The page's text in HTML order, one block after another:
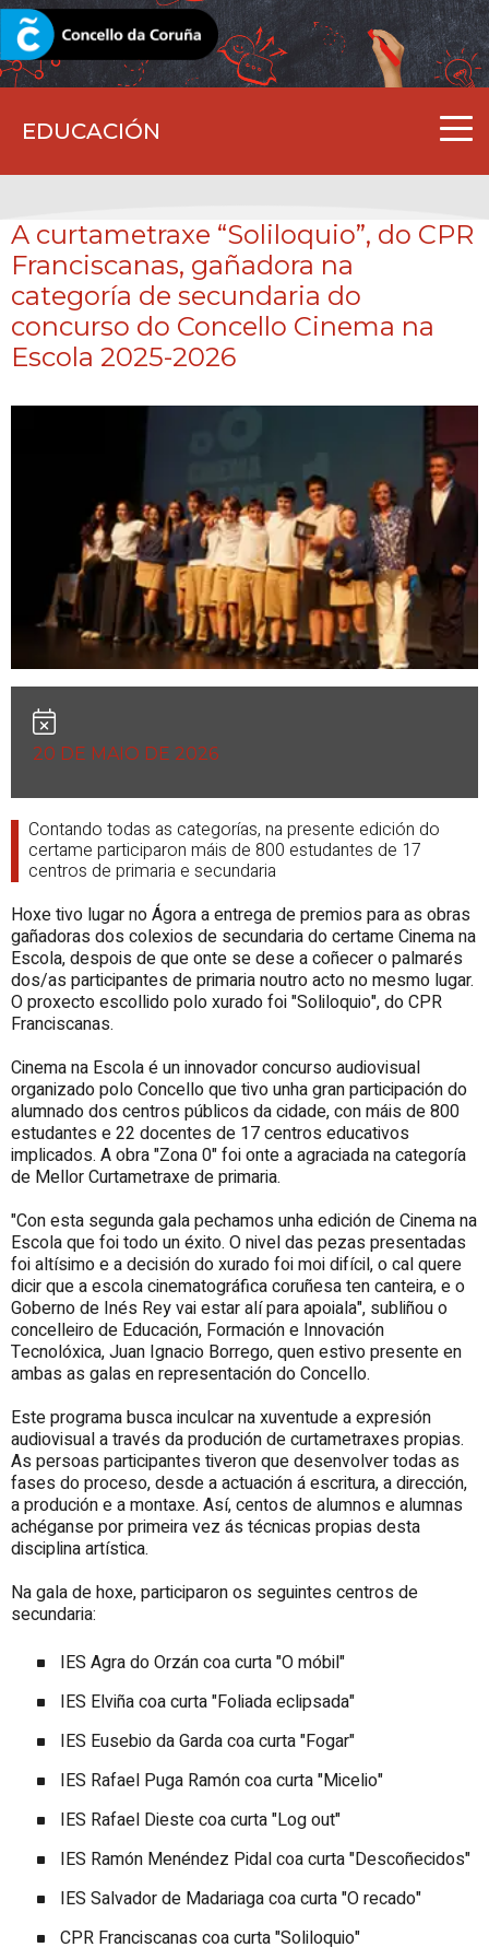
EDUCACIÓN
CORUNA.GAL
A curtametraxe “Soliloquio”, do CPR
Franciscanas, gañadora na
categoría de secundaria do
concurso do Concello Cinema na
Escola 2025-2026
20 DE MAIO DE 2026
Contando todas as categorías, na presente edición do
certame participaron máis de 800 estudantes de 17
centros de primaria e secundaria
Hoxe tivo lugar no Ágora a entrega de premios para as obras
gañadoras dos colexios de secundaria do certame Cinema na
Escola, despois de que onte se dese a coñecer o palmarés
dos/as participantes de primaria noutro acto no mesmo lugar.
O proxecto escollido polo xurado foi "Soliloquio", do CPR
Franciscanas.
Cinema na Escola é un innovador concurso audiovisual
organizado polo Concello que tivo unha gran participación do
alumnado dos centros públicos da cidade, con máis de 800
estudantes e 22 docentes de 17 centros educativos
implicados. A obra "Zona 0" foi onte a agraciada na categoría
de Mellor Curtametraxe de primaria.
"Con esta segunda gala pechamos unha edición de Cinema na
Escola que foi todo un éxito. O nivel das pezas presentadas
foi altísimo e a decisión do xurado foi moi difícil, o cal quere
dicir que a escola cinematográfica coruñesa ten canteira, e o
Goberno de Inés Rey vai estar alí para apoiala", subliñou o
concelleiro de Educación, Formación e Innovación
Tecnolóxica, Juan Ignacio Borrego, quen estivo presente en
ambas as galas en representación do Concello.
Este programa busca inculcar na xuventude a expresión
audiovisual a través da produción de curtametraxes propias.
As persoas participantes tiveron que desenvolver todas as
fases do proceso, desde a actuación á escritura, a dirección,
a produción e a montaxe. Así, centos de alumnos e alumnas
achéganse por primeira vez ás técnicas propias desta
disciplina artística.
Na gala de hoxe, participaron os seguintes centros de
secundaria:
IES Agra do Orzán coa curta "O móbil"
IES Elviña coa curta "Foliada eclipsada"
IES Eusebio da Garda coa curta "Fogar"
IES Rafael Puga Ramón coa curta "Micelio"
IES Rafael Dieste coa curta "Log out"
IES Ramón Menéndez Pidal coa curta "Descoñecidos"
IES Salvador de Madariaga coa curta "O recado"
CPR Franciscanas coa curta "Soliloquio"